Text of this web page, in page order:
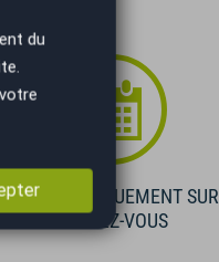
VISIBLE UNIQUEMENT SUR
RENDEZ-VOUS
du